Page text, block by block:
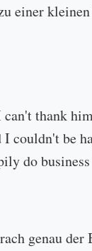
einer
thank
couldn't
do
genau